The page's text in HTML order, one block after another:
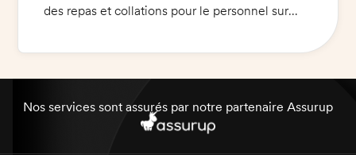
des repas et collations pour le personnel sur
organiser des repas de qualité, et veiller à ce
également veiller à ce que les clients reçoivent
le meilleur service et satisfaits. N'oubliez pas
Nos services sont assurés par notre partenaire Assurup